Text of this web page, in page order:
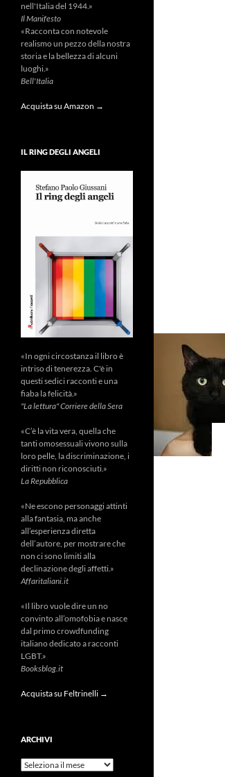
nell'Italia del 1944.»
Il Manifesto
«Racconta con notevole
realismo un pezzo della nostra
storia e la bellezza di alcuni
luoghi.»
Bell'Italia
Acquista su Amazon →
IL RING DEGLI ANGELI
«In ogni circostanza il libro è
intriso di tenerezza. C'è in
questi sedici racconti e una
fiaba la felicità.»
"La lettura" Corriere della Sera
«C’è la vita vera, quella che
tanti omosessuali vivono sulla
loro pelle, la discriminazione, i
diritti non riconosciuti.»
La Repubblica
«Ne escono personaggi attinti
alla fantasia, ma anche
all’esperienza diretta
dell’autore, per mostrare che
non ci sono limiti alla
declinazione degli affetti.»
Affaritaliani.it
«Il libro vuole dire un no
convinto all’omofobia e nasce
dal primo crowdfunding
italiano dedicato a racconti
LGBT.»
Booksblog.it
Acquista su Feltrinelli →
ARCHIVI
Archivi